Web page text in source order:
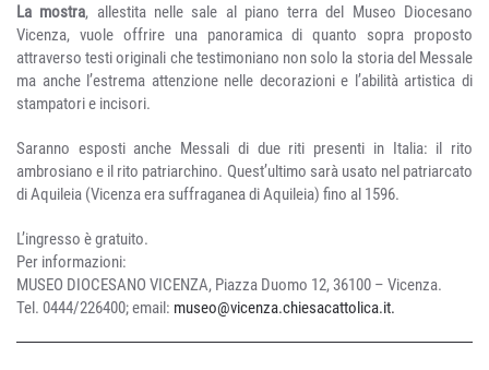
La mostra, allestita nelle sale al piano terra del Museo Diocesano
Vicenza, vuole offrire una panoramica di quanto sopra proposto
attraverso testi originali che testimoniano non solo la storia del Messale
ma anche l’estrema attenzione nelle decorazioni e l’abilità artistica di
stampatori e incisori.
Saranno esposti anche Messali di due riti presenti in Italia: il rito
ambrosiano e il rito patriarchino. Quest’ultimo sarà usato nel patriarcato
di Aquileia (Vicenza era suffraganea di Aquileia) fino al 1596.
L’ingresso è gratuito.
Per informazioni:
MUSEO DIOCESANO VICENZA, Piazza Duomo 12, 36100 – Vicenza.
Tel. 0444/226400; email: museo@vicenza.chiesacattolica.it.